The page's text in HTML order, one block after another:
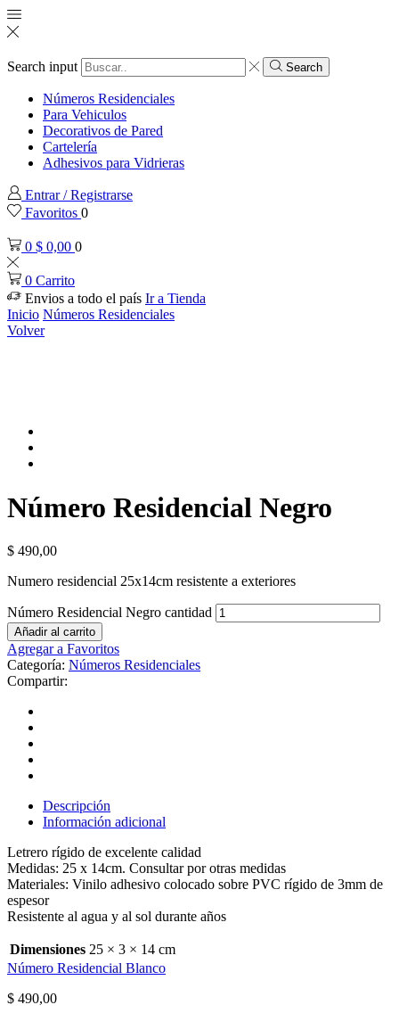
Search input Search
Números Residenciales
Para Vehiculos
Decorativos de Pared
Cartelería
Adhesivos para Vidrieras
Entrar / Registrarse
Favoritos 0
0 $ 0,00 0
0 Carrito
Envios a todo el país Ir a Tienda
Inicio Números Residenciales
Volver
Número Residencial Negro
$ 490,00
Numero residencial 25x14cm resistente a exteriores
Número Residencial Negro cantidad
Añadir al carrito
Agregar a Favoritos
Categoría: Números Residenciales
Compartir:
Descripción
Información adicional
Letrero rígido de excelente calidad
Medidas: 25 x 14cm. Consultar por otras medidas
Materiales: Vinilo adhesivo colocado sobre PVC rígido de 3mm de
espesor
Resistente al agua y al sol durante años
Dimensiones 25 × 3 × 14 cm
Número Residencial Blanco
$ 490,00